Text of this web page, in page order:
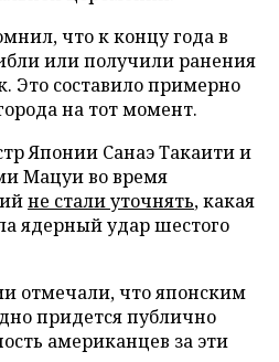
что к концу года в
или получили ранения
Это составило примерно
на тот момент.
Японии Санаэ Такаити и
Мацуи во время
не стали уточнять, какая
ядерный удар шестого
отмечали, что японским
придется публично
американцев за эти